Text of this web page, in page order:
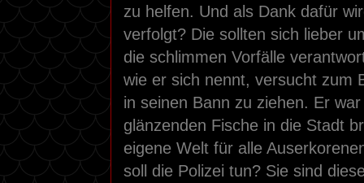
zu helfen. Und als Dank dafür
verfolgt? Die sollten sich lieber
die schlimmen Vorfälle
wie er sich nennt, versucht zum
in seinen Bann zu ziehen. Er
glänzenden Fische in die Stadt
eigene Welt für alle
soll die Polizei tun? Sie sind